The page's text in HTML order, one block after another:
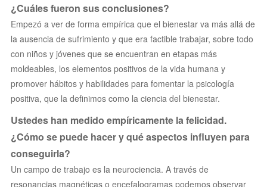
¿Cuáles fueron sus conclusiones?
Empezó a ver de forma empírica que el bienestar va más allá de
la ausencia de sufrimiento y que era factible trabajar, sobre todo
con niños y jóvenes que se encuentran en etapas más
moldeables, los elementos positivos de la vida humana y
promover hábitos y habilidades para fomentar la psicología
positiva, que la definimos como la ciencia del bienestar.
Ustedes han medido empíricamente la felicidad.
¿Cómo se puede hacer y qué aspectos influyen para
conseguirla?
Un campo de trabajo es la neurociencia. A través de
resonancias magnéticas o encefalogramas podemos observar